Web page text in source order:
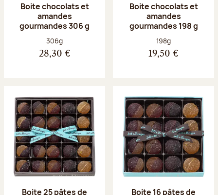
Boite chocolats et
amandes
gourmandes 306 g
Poids net :
306g
28,30 €
Boite chocolats et
amandes
gourmandes 198 g
Poids net :
198g
19,50 €
Boite 25 pâtes de Boite 16 pâtes de